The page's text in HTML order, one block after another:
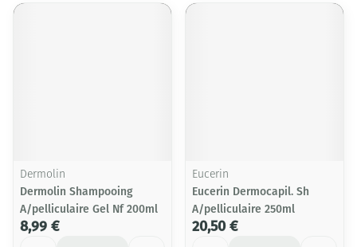
Dermolin
Dermolin Shampooing
A/pelliculaire Gel Nf 200ml
8,99 €
Eucerin
Eucerin Dermocapil. Sh
A/pelliculaire 250ml
20,50 €